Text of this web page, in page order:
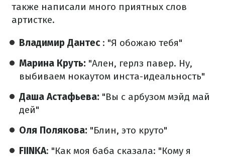
также написали много приятных слов
артистке.
Владимир Дантес: "Я обожаю тебя"
Марина Круть: "Ален, герлз павер. Ну,
выбиваем нокаутом инста-идеальность"
Даша Астафьева: "Вы с арбузом мэйд май
дей"
Оля Полякова: "Блин, это круто"
FIINKA: "Как моя баба сказала: "Кому я